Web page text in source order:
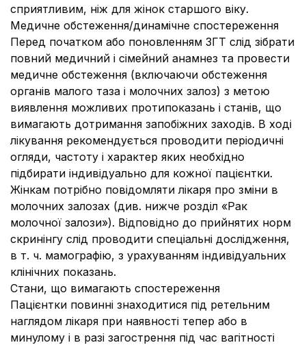
сприятливим, ніж для жінок старшого віку.
Медичне обстеження/динамічне спостереження
Перед початком або поновленням ЗГТ слід зібрати
повний медичний і сімейний анамнез та провести
медичне обстеження (включаючи обстеження
органів малого таза і молочних залоз) з метою
виявлення можливих протипоказань і станів, що
вимагають дотримання запобіжних заходів. В ході
лікування рекомендується проводити періодичні
огляди, частоту і характер яких необхідно
підбирати індивідуально для кожної пацієнтки.
Жінкам потрібно повідомляти лікаря про зміни в
молочних залозах (див. нижче розділ «Рак
молочної залози»). Відповідно до прийнятих норм
скринінгу слід проводити спеціальні дослідження,
в т. ч. мамографію, з урахуванням індивідуальних
клінічних показань.
Стани, що вимагають спостереження
Пацієнтки повинні знаходитися під ретельним
наглядом лікаря при наявності тепер або в
минулому і в разі загострення під час вагітності